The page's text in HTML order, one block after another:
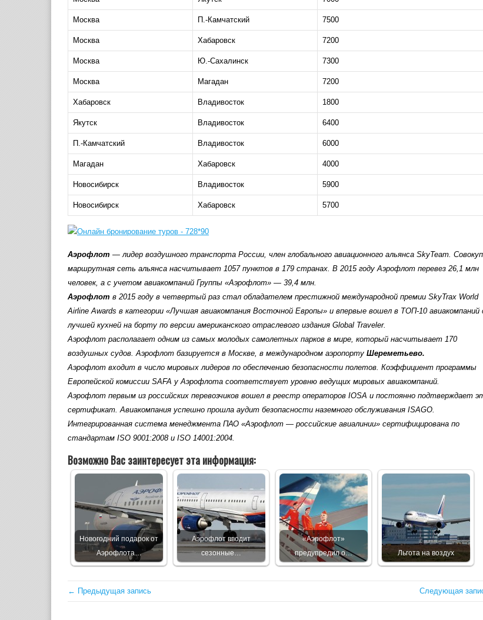
Москва П.-Камчатский 7500
Москва Хабаровск 7200
Москва Ю.-Сахалинск 7300
Москва Магадан 7200
Хабаровск Владивосток 1800
Якутск Владивосток 6400
П.-Камчатский Владивосток 6000
Магадан Хабаровск 4000
Новосибирск Владивосток 5900
Новосибирск Хабаровск 5700
Аэрофлот — лидер воздушного транспорта России, член глобального авиационного альянса SkyTeam.
маршрутная сеть альянса насчитывает 1057 пунктов в 179 странах. В 2015 году Аэрофлот перевез 26,1 млн
человек, а с учетом авиакомпаний Группы «Аэрофлот» — 39,4 млн.
Аэрофлот в 2015 году в четвертый раз стал обладателем престижной международной премии SkyTrax World
Airline Awards в категории «Лучшая авиакомпания Восточной Европы» и впервые вошел в ТОП-10 авиакомпаний
лучшей кухней на борту по версии американского отраслевого издания Global Traveler.
Аэрофлот располагает одним из самых молодых самолетных парков в мире, который насчитывает 170
воздушных судов. Аэрофлот базируется в Москве, в международном аэропорту Шереметьево.
Аэрофлот входит в число мировых лидеров по обеспечению безопасности полетов. Коэффициент программы
Европейской комиссии SAFA у Аэрофлота соответствует уровню ведущих мировых авиакомпаний.
Аэрофлот первым из российских перевозчиков вошел в реестр операторов IOSA и постоянно подтверждает
сертификат. Авиакомпания успешно прошла аудит безопасности наземного обслуживания ISAGO.
Интегрированная система менеджмента ПАО «Аэрофлот — российские авиалинии» сертифицирована по
стандартам ISO 9001:2008 и ISO 14001:2004.
Возможно Вас заинтересует эта информация:
Новогодний подарок от
Аэрофлота…
Аэрофлот вводит
сезонные…
«Аэрофлот»
предупредил о…
Льгота на воздух
← Предыдущая запись Следующая